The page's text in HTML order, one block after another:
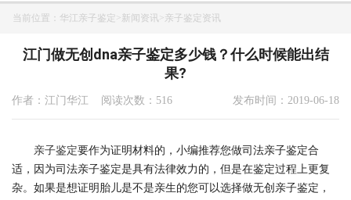
当前位置： 华江亲子鉴定 >新闻资讯 >亲子鉴定资讯
江门做无创dna亲子鉴定多少钱？什么时候能出结
果?
作者：江门华江 阅读次数：516 发布时间：2019-06-18
亲子鉴定要作为证明材料的，小编推荐您做司法亲子鉴定合
适，因为司法亲子鉴定是具有法律效力的，但是在鉴定过程上更复
杂。如果是想证明胎儿是不是亲生的您可以选择做无创亲子鉴定，